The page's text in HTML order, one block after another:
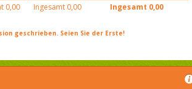
0,00 Ingesamt0,00 Ingesamt 0,00
geschrieben. Seien Sie der Erste!